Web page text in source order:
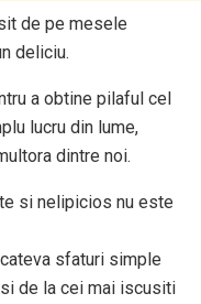
de pe mesele
deliciu.
a obtine pilaful cel
lucru din lume,
dintre noi.
si nelipicios nu este
sfaturi simple
de la cei mai iscusiti